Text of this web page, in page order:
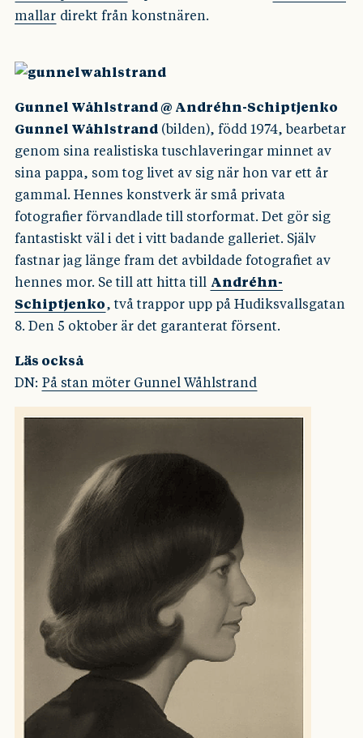
mallar direkt från konstnären.
Gunnel Wåhlstrand @ Andréhn-Schiptjenko
Gunnel Wåhlstrand (bilden), född 1974, bearbetar
genom sina realistiska tuschlaveringar minnet av
sina pappa, som tog livet av sig när hon var ett år
gammal. Hennes konstverk är små privata
fotografier förvandlade till storformat. Det gör sig
fantastiskt väl i det i vitt badande galleriet. Själv
fastnar jag länge fram det avbildade fotografiet av
hennes mor. Se till att hitta till Andréhn-
Schiptjenko, två trappor upp på Hudiksvallsgatan
8. Den 5 oktober är det garanterat försent.
Läs också
DN: På stan möter Gunnel Wåhlstrand